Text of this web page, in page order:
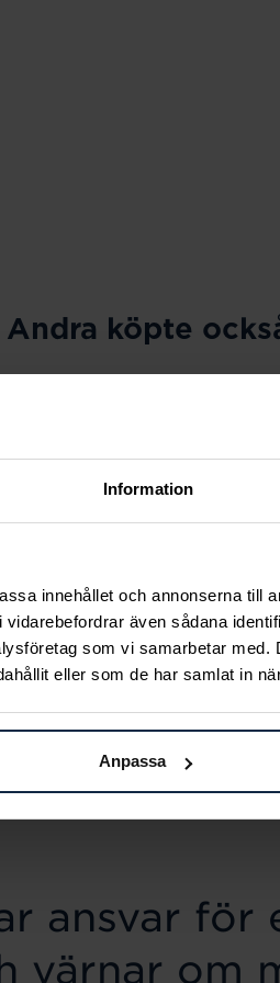
Information
innehållet och annonserna till
även sådana
som vi samarbetar
eller som de har samlat in
Anpassa
Andra köpte
Necklace
kr
Mockberg
Butterfly
Pris:599 kr
599 kr
ansvar för
värnar om